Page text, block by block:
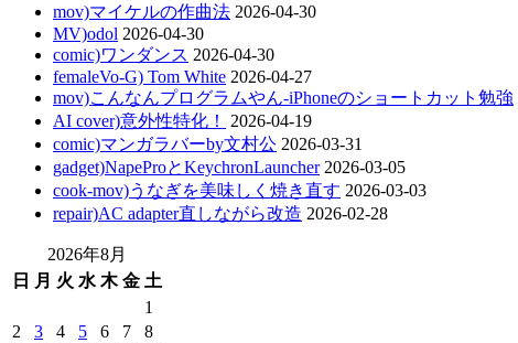
mov)マイケルの作曲法 2026-04-30
MV)odol 2026-04-30
comic)ワンダンス 2026-04-30
femaleVo-G) Tom White 2026-04-27
mov)こんなんプログラムやん-iPhoneのショートカット勉強
AI cover)意外性特化！
2026-04-19
comic)マンガラバーby文村公 2026-03-31
gadget)NapeProとKeychronLauncher 2026-03-05
cook-mov)うなぎを美味しく焼き直す 2026-03-03
repair)AC adapter直しながら改造 2026-02-28
2026年8月
日
月 火 水 木 金 土
1
2
3 4 5 6 7
8